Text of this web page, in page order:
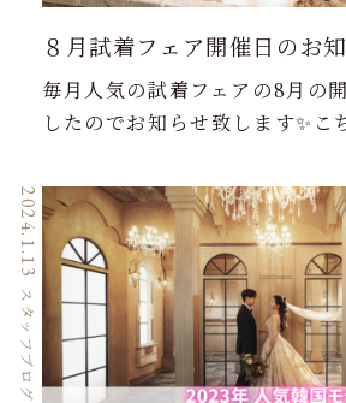
８月試着フェア開催日のお
毎月人気の試着フェアの8月の
したのでお知らせ致します✨こ
2024.1.13
スタッフブログ